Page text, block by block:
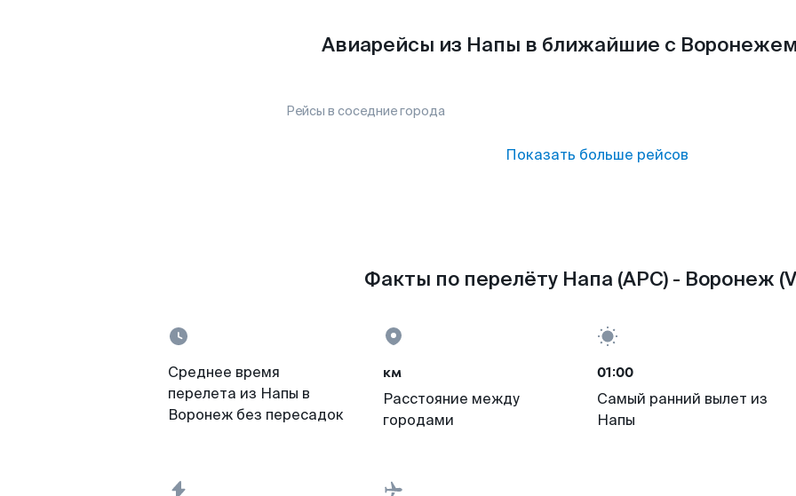
Авиарейсы из Напы в ближайшие с
Рейсы в соседние города
Показать больше рейсов
Факты по перелёту Напа (APC) - Воронеж
Среднее время
перелета из Напы в
Воронеж без пересадок
км
Расстояние между
городами
01:00
Самый ранний вылет из
Напы